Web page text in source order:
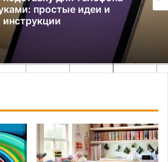
простые идеи и
инструкции